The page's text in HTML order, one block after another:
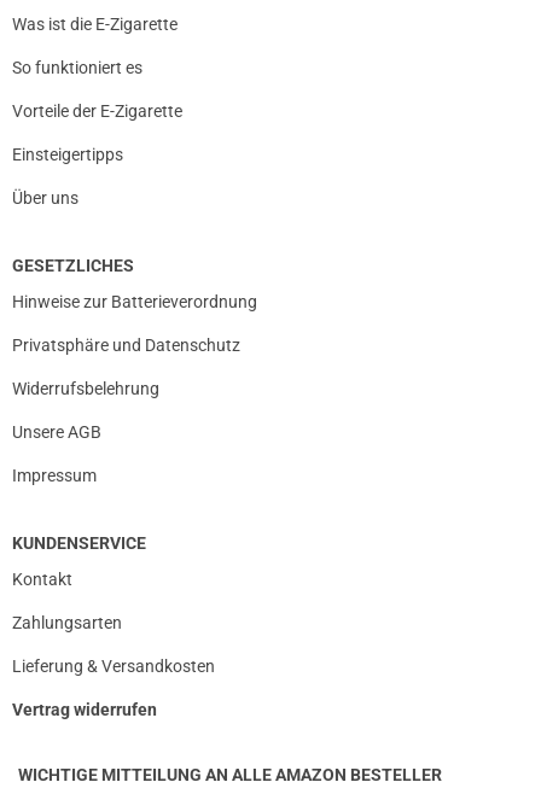
Was ist die E-Zigarette
So funktioniert es
Vorteile der E-Zigarette
Einsteigertipps
Über uns
GESETZLICHES
Hinweise zur Batterieverordnung
Privatsphäre und Datenschutz
Widerrufsbelehrung
Unsere AGB
Impressum
KUNDENSERVICE
Kontakt
Zahlungsarten
Lieferung & Versandkosten
Vertrag widerrufen
WICHTIGE MITTEILUNG AN ALLE AMAZON BESTELLER